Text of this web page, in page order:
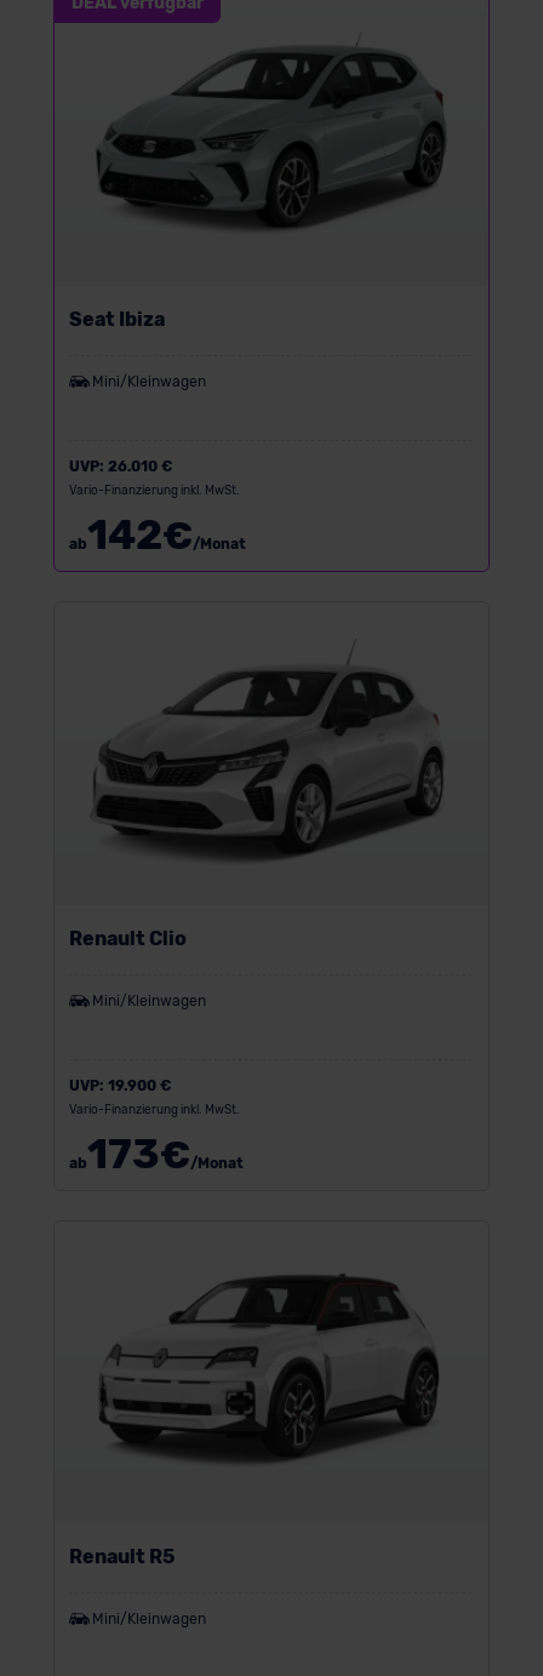
Seat Ibiza
Mini/Kleinwagen
UVP: 26.010 €
Vario-Finanzierung inkl. MwSt.
ab142€/Monat
Renault Clio
Mini/Kleinwagen
UVP: 19.900 €
Vario-Finanzierung inkl. MwSt.
ab173€/Monat
Renault R5
Mini/Kleinwagen